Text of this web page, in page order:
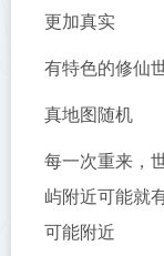
更加真实
有特色的修仙
真地图随机
每一次重来，
屿附近可能就
可能附近